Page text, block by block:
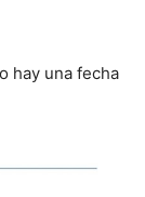
hay una fecha